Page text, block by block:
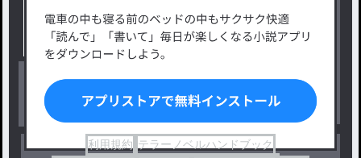
小説コンテスト応募・公募
出版・メディアミックス作品
ファンタジー・異世界・SF
ホラー・ミステリー
コメディ
利用規約 テラーノベルハンドブック